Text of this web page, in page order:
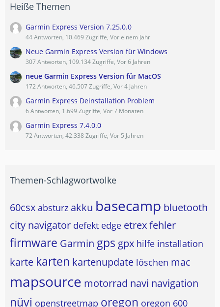
Heiße Themen
Garmin Express Version 7.25.0.0
44 Antworten, 10.469 Zugriffe, Vor einem Jahr
Neue Garmin Express Version für Windows
307 Antworten, 109.134 Zugriffe, Vor 6 Jahren
neue Garmin Express Version für MacOS
172 Antworten, 46.507 Zugriffe, Vor 4 Jahren
Garmin Express Deinstallation Problem
6 Antworten, 1.699 Zugriffe, Vor 7 Monaten
Garmin Express 7.4.0.0
72 Antworten, 42.338 Zugriffe, Vor 5 Jahren
Themen-Schlagwortwolke
60csx absturz akku basecamp bluetooth
city navigator defekt edge etrexfehler
firmware Garmin gps gpx hilfe installation
karte karten kartenupdate löschen mac
mapsource motorrad navi navigation
nüvi openstreetmap oregon oregon 600